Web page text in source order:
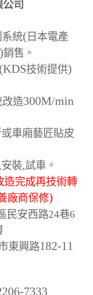
司
統( 日本電產
)銷售。
技術提供)
造300M/min
車廂藝匠貼皮
安裝,試車。
造完成再技術轉
廠商保修)
民安西路24巷6
東興路182-11
7333